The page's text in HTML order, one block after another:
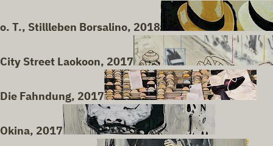
o. T., Stillleben Borsalino, 2018
City Street Laokoon, 2017
Die Fahndung, 2017
Okina, 2017